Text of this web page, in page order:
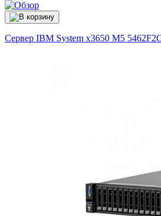
Сервер IBM System x3650 M5